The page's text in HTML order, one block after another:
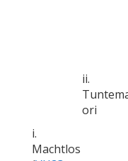
i.
Machtlos
ii.
ori